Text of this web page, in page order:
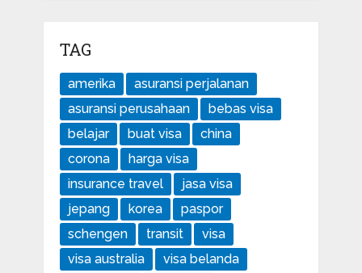
TAG
amerika
asuransi perjalanan
asuransi perusahaan
bebas visa
belajar
buat visa
china
corona
harga visa
insurance travel
jasa visa
jepang
korea
paspor
schengen
transit
visa
visa australia
visa belanda